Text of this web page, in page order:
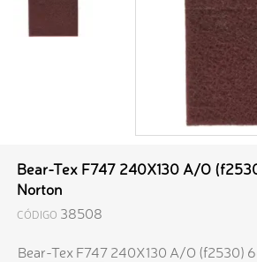
Bear-Tex F747 240X130 A/O
Norton
CÓDIGO 38508
Bear-Tex F747 240X130 A/O (f2530)